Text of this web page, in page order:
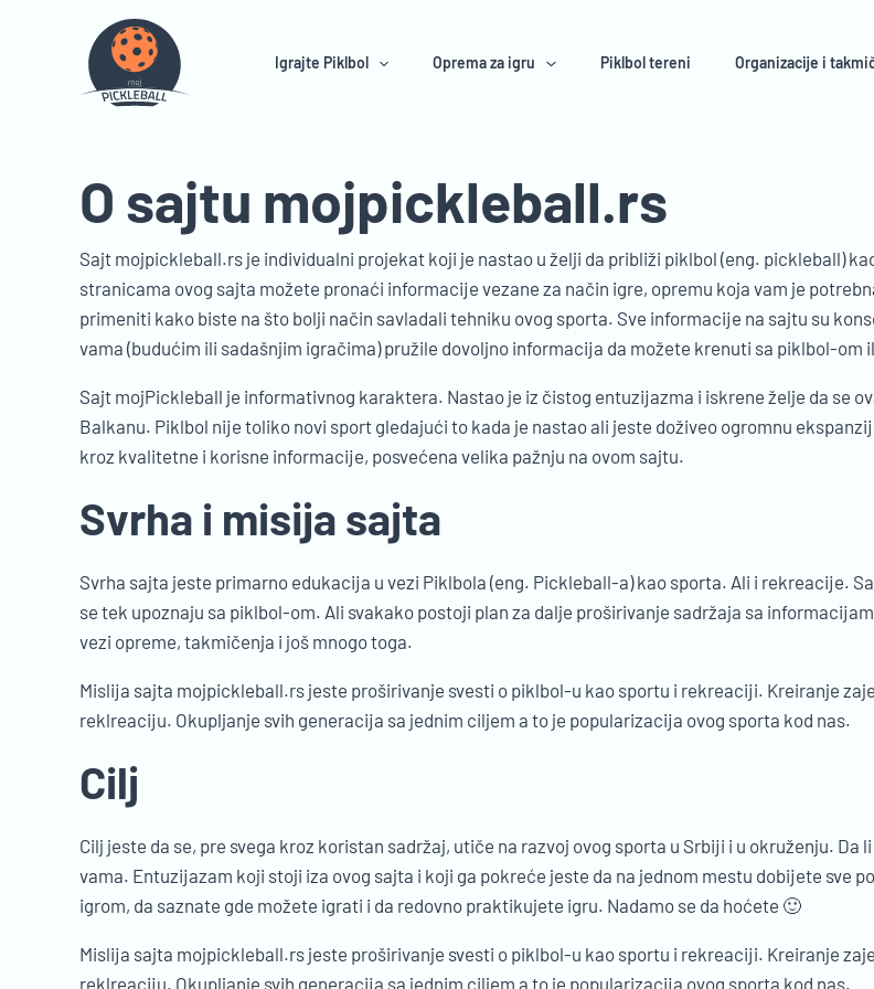
Igrajte Piklbol Oprema za igru Piklbol tereni Organizacije i
O sajtu mojpickleball.rs
Sajt mojpickleball.rs je individualni projekat koji je nastao u želji da približi piklbol (eng. pickleball)
stranicama ovog sajta možete pronaći informacije vezane za način igre, opremu koja vam je
primeniti kako biste na što bolji način savladali tehniku ovog sporta. Sve informacije na sajtu su
vama (budućim ili sadašnjim igračima) pružile dovoljno informacija da možete krenuti sa piklbol-om
Sajt mojPickleball je informativnog karaktera. Nastao je iz čistog entuzijazma i iskrene želje da se
Balkanu. Piklbol nije toliko novi sport gledajući to kada je nastao ali jeste doživeo ogromnu
kroz kvalitetne i korisne informacije, posvećena velika pažnju na ovom sajtu.
Svrha i misija sajta
Svrha sajta jeste primarno edukacija u vezi Piklbola (eng. Pickleball-a) kao sporta. Ali i rekreacije.
se tek upoznaju sa piklbol-om. Ali svakako postoji plan za dalje proširivanje sadržaja sa
vezi opreme, takmičenja i još mnogo toga.
Mislija sajta mojpickleball.rs jeste proširivanje svesti o piklbol-u kao sportu i rekreaciji. Kreiranje
reklreaciju. Okupljanje svih generacija sa jednim ciljem a to je popularizacija ovog sporta kod nas.
Cilj
Cilj jeste da se, pre svega kroz koristan sadržaj, utiče na razvoj ovog sporta u Srbiji i u okruženju.
vama. Entuzijazam koji stoji iza ovog sajta i koji ga pokreće jeste da na jednom mestu dobijete sve
igrom, da saznate gde možete igrati i da redovno praktikujete igru. Nadamo se da hoćete 🙂
Mislija sajta mojpickleball.rs jeste proširivanje svesti o piklbol-u kao sportu i rekreaciji. Kreiranje
reklreaciju. Okupljanje svih generacija sa jednim ciljem a to je popularizacija ovog sporta kod nas.